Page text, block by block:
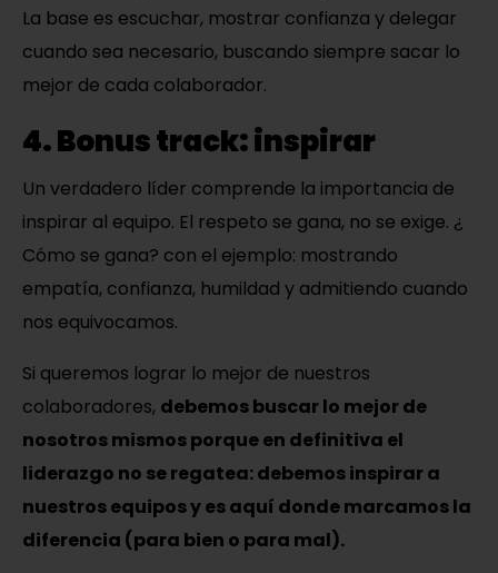
La base es escuchar, mostrar confianza y delegar
cuando sea necesario, buscando siempre sacar lo
mejor de cada colaborador.
4. Bonus track: inspirar
Un verdadero líder comprende la importancia de
inspirar al equipo. El respeto se gana, no se exige. ¿
Cómo se gana? con el ejemplo: mostrando
empatía, confianza, humildad y admitiendo cuando
nos equivocamos.
Si queremos lograr lo mejor de nuestros
colaboradores, debemos buscar lo mejor de
nosotros mismos porque en definitiva el
liderazgo no se regatea: debemos inspirar a
nuestros equipos y es aquí donde marcamos la
diferencia (para bien o para mal).